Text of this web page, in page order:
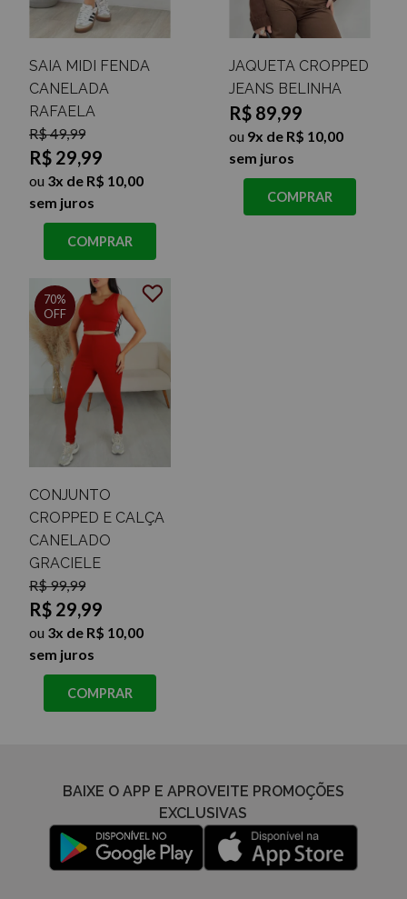
SAIA MIDI FENDA
CANELADA
RAFAELA
R$ 49,99
R$ 29,99
ou 3x de R$ 10,00
sem juros
COMPRAR
JAQUETA CROPPED
JEANS BELINHA
R$ 89,99
ou 9x de R$ 10,00
sem juros
COMPRAR
CONJUNTO
CROPPED E CALÇA
CANELADO
GRACIELE
R$ 99,99
R$ 29,99
ou 3x de R$ 10,00
sem juros
70%
OFF
COMPRAR
BAIXE O APP E APROVEITE PROMOÇÕES
EXCLUSIVAS